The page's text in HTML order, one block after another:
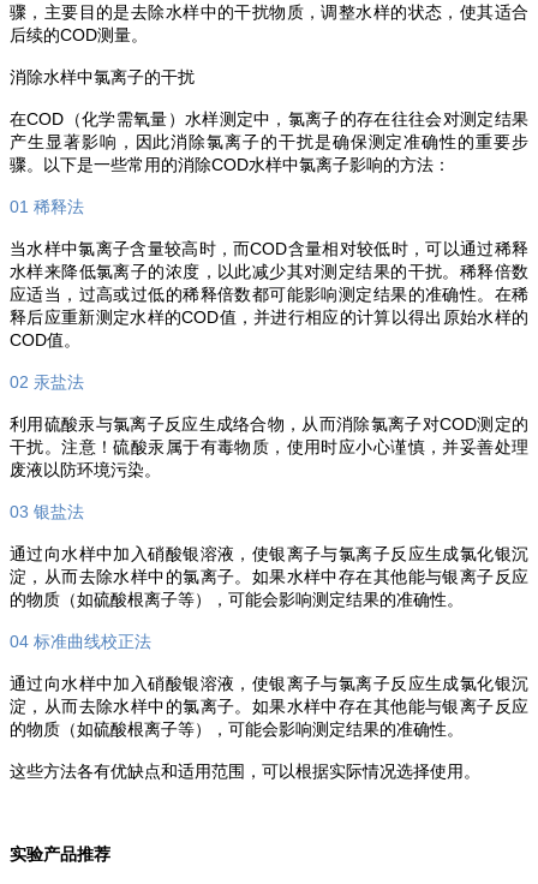
骤，主要目的是去除水样中的干扰物质，调整水样的状态，使其适合
后续的COD测量。
消除水样中氯离子的干扰
在COD（化学需氧量）水样测定中，氯离子的存在往往会对测定结果
产生显著影响，因此消除氯离子的干扰是确保测定准确性的重要步
骤。以下是一些常用的消除COD水样中氯离子影响的方法：
01 稀释法
当水样中氯离子含量较高时，而COD含量相对较低时，可以通过稀释
水样来降低氯离子的浓度，以此减少其对测定结果的干扰。稀释倍数
应适当，过高或过低的稀释倍数都可能影响测定结果的准确性。在稀
释后应重新测定水样的COD值，并进行相应的计算以得出原始水样的
COD值。
02 汞盐法
利用硫酸汞与氯离子反应生成络合物，从而消除氯离子对COD测定的
干扰。注意！硫酸汞属于有毒物质，使用时应小心谨慎，并妥善处理
废液以防环境污染。
03 银盐法
通过向水样中加入硝酸银溶液，使银离子与氯离子反应生成氯化银沉
淀，从而去除水样中的氯离子。如果水样中存在其他能与银离子反应
的物质（如硫酸根离子等），可能会影响测定结果的准确性。
04 标准曲线校正法
通过向水样中加入硝酸银溶液，使银离子与氯离子反应生成氯化银沉
淀，从而去除水样中的氯离子。如果水样中存在其他能与银离子反应
的物质（如硫酸根离子等），可能会影响测定结果的准确性。
这些方法各有优缺点和适用范围，可以根据实际情况选择使用。
实验产品推荐